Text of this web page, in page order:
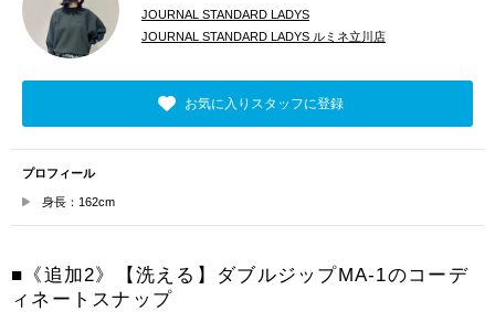
JOURNAL STANDARD LADYS
JOURNAL STANDARD LADYS ルミネ立川店
お気に入りスタッフに登録
プロフィール
身長：162cm
■《追加2》【洗える】ダブルジップMA-1のコーデ
ィネートスナップ